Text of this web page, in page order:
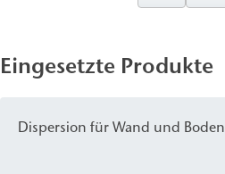
Eingesetzte Produkte
Dispersion für Wand und Boden